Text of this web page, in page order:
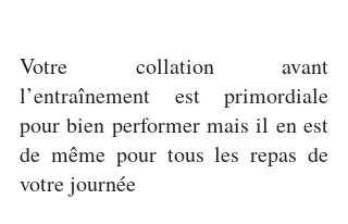
Votre collation avant
l’entraînement est primordiale
pour bien performer mais il en est
de même pour tous les repas de
votre journée